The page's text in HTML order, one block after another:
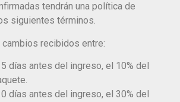
tendrán una política de
siguientes términos.
recibidos entre:
días antes del ingreso, el 10% del
días antes del ingreso, el 30% del